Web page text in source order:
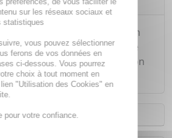
Pointe Crabe Noire 8 cm
dont la pointe permet une
pour faciliter l'épilation. Son
bonne prise.
sur les réseaux sociaux et
statistiques
vous pouvez sélectionner
ferons de vos données en
ci-dessous. Vous pourrez
choix à tout moment en
"Utilisation des Cookies" en
pour votre confiance.